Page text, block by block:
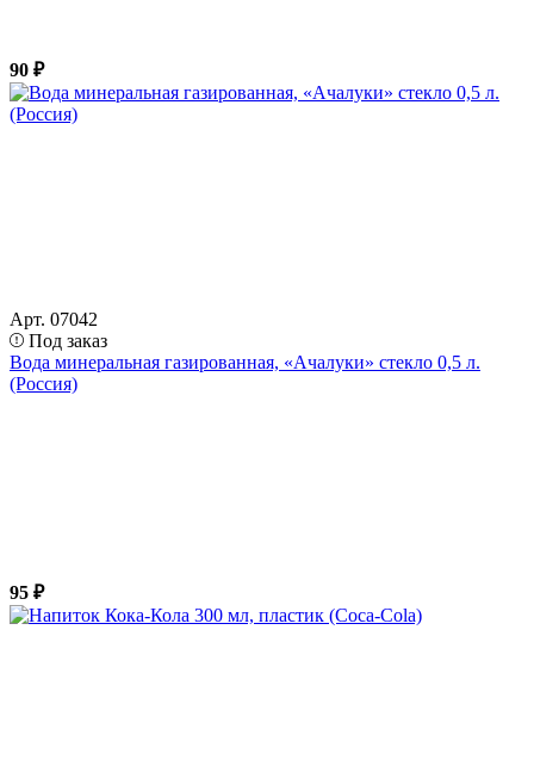
90 ₽
Арт. 07042
Под заказ
Вода минеральная газированная, «Ачалуки» стекло 0,5 л.
(Россия)
95 ₽